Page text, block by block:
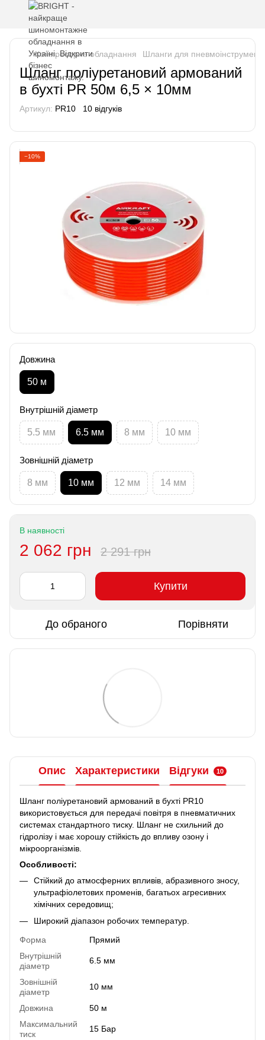
Компресорне обладнання Шланги для
Шланг поліуретановий армований
в бухті PR 50м 6,5 × 10мм
Артикул: PR10 10 відгуків
−10%
Довжина
50 м
Внутрішній діаметр
5.5 мм 6.5 мм 8 мм 10 мм
Зовнішній діаметр
8 мм 10 мм 12 мм 14 мм
В наявності
2 062 грн 2 291 грн
Купити
До обраного Порівняти
Опис Характеристики Відгуки 10
Шланг поліуретановий армований в бухті PR10
використовується для передачі повітря в пневматичних
системах стандартного тиску. Шланг не схильний до
гідролізу і має хорошу стійкість до впливу озону і
мікроорганізмів.
Особливості:
Стійкий до атмосферних впливів, абразивного зносу,
ультрафіолетових променів, багатьох агресивних
хімічних середовищ;
Широкий діапазон робочих температур.
Форма
Прямий
Внутрішній
діаметр
6.5 мм
Зовнішній
діаметр
10 мм
Довжина
50 м
Максимальний
тиск
15 Бар